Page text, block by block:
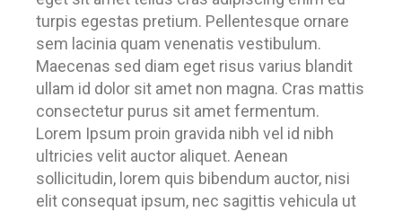
turpis egestas pretium. Pellentesque ornare
sem lacinia quam venenatis vestibulum.
Maecenas sed diam eget risus varius blandit
ullam id dolor sit amet non magna. Cras mattis
consectetur purus sit amet fermentum.
Lorem Ipsum proin gravida nibh vel id nibh
ultricies velit auctor aliquet. Aenean
sollicitudin, lorem quis bibendum auctor, nisi
elit consequat ipsum, nec sagittis vehicula ut